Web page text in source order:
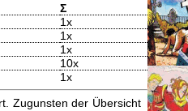
Σ
1x
1x
1x
10x
1x
Zugunsten der Übersicht